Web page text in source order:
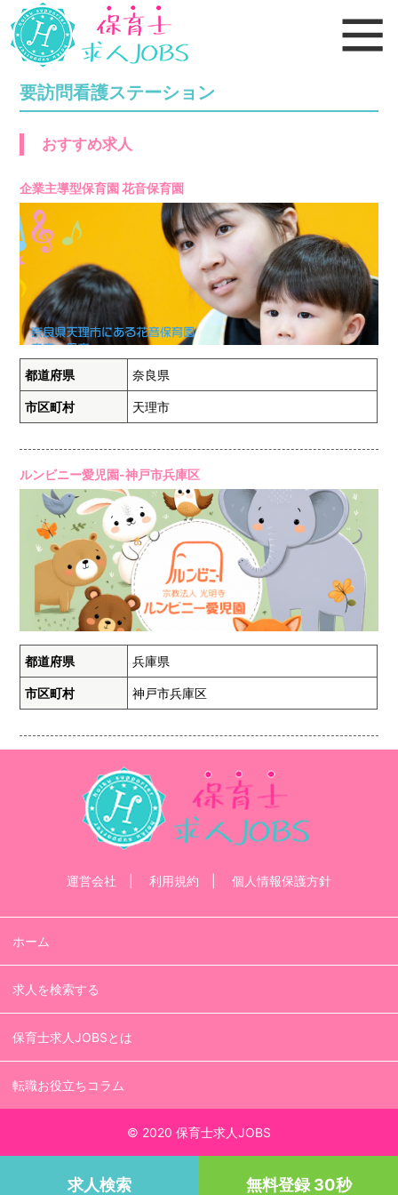
要訪問看護ステーション
おすすめ求人
企業主導型保育園 花音保育園
都道府県 奈良県
市区町村 天理市
ルンビニー愛児園-神戸市兵庫区
都道府県 兵庫県
市区町村 神戸市兵庫区
運営会社 利用規約 個人情報保護方針
ホーム
求人を検索する
保育士求人JOBSとは
転職お役立ちコラム
© 2020 保育士求人JOBS
求人検索 無料登録 30秒